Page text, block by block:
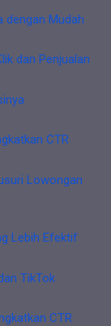
dengan Mudah
dan Penjualan
CTR
Lowongan
Lebih Efektif
TikTok
CTR